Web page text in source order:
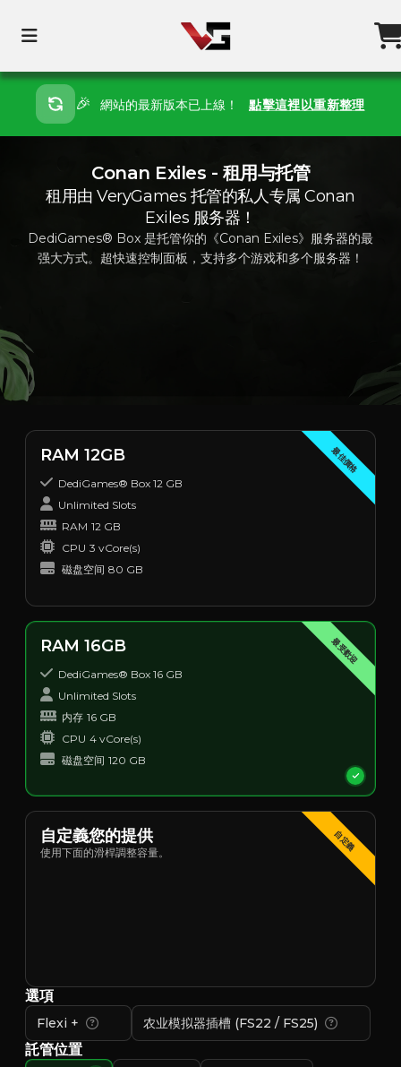
🎉 網站的最新版本已上線！ 點擊這裡以重新整理
Conan Exiles - 租用与托管
租用由 VeryGames 托管的私人专属 Conan
Exiles 服务器！
DediGames® Box 是托管你的《Conan Exiles》服务器的最
强大方式。超快速控制面板，支持多个游戏和多个服务器！
最佳價格
RAM 12GB
DediGames® Box 12 GB
Unlimited Slots
RAM 12 GB
CPU 3 vCore(s)
磁盘空间 80 GB
最受歡迎
RAM 16GB
DediGames® Box 16 GB
Unlimited Slots
内存 16 GB
CPU 4 vCore(s)
磁盘空间 120 GB
自定義
自定義您的提供
使用下面的滑桿調整容量。
選項
Flexi + 农业模拟器插槽 (FS22 / FS25)
託管位置